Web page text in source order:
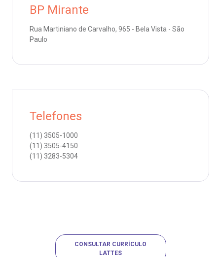
São Paulo - SP
BP Mirante
Rua Martiniano de Carvalho, 965 - Bela Vista - São
Paulo
Telefones
(11) 3505-1000
(11) 3505-4150
(11) 3283-5304
CONSULTAR CURRÍCULO
LATTES